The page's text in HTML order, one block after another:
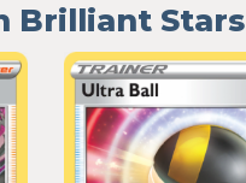
Brilliant Stars